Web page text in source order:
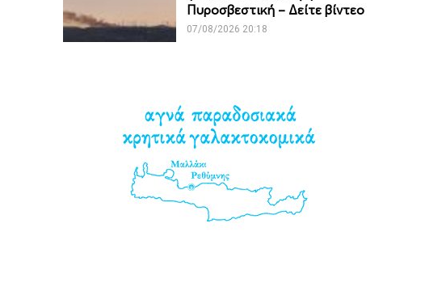
Πυροσβεστική – Δείτε βίντεο
07/08/2026 20:18